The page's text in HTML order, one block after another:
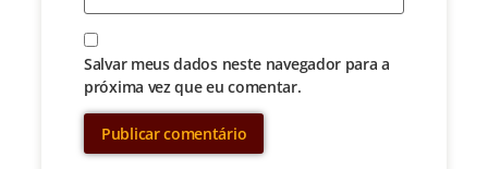
Salvar meus dados neste navegador para a
próxima vez que eu comentar.